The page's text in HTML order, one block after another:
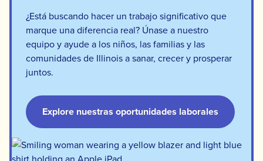
¿Está buscando hacer un trabajo significativo que
marque una diferencia real? Únase a nuestro
equipo y ayude a los niños, las familias y las
comunidades de Illinois a sanar, crecer y prosperar
juntos.
Explore nuestras oportunidades laborales